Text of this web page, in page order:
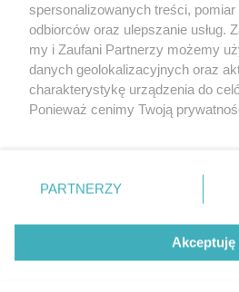
REKLAMA WSPÓŁPRACA RSS
Nasze
Aktualności
Tcz24
Historia miasta
spersonalizowanych treści,
odbiorców oraz ulepszanie usług.
my i Zaufani Partnerzy możemy
danych geolokalizacyjnych oraz
charakterystykę urządzenia do
Ponieważ cenimy Twoją
znajdujący się w lewym dolnym
przetwarzaniu. Preferencje będą
PARTNERZY
Akceptuję